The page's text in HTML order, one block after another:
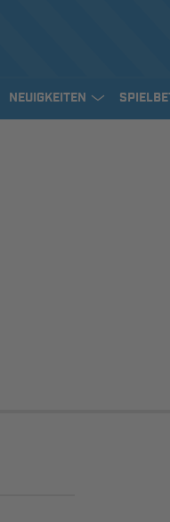
NEUIGKEITEN